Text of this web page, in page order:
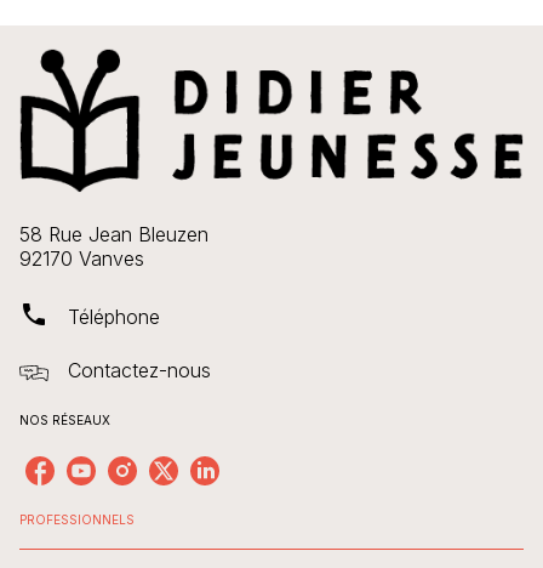
58 Rue Jean Bleuzen
92170 Vanves
phone Téléphone
Contactez-nous
NOS RÉSEAUX
PROFESSIONNELS